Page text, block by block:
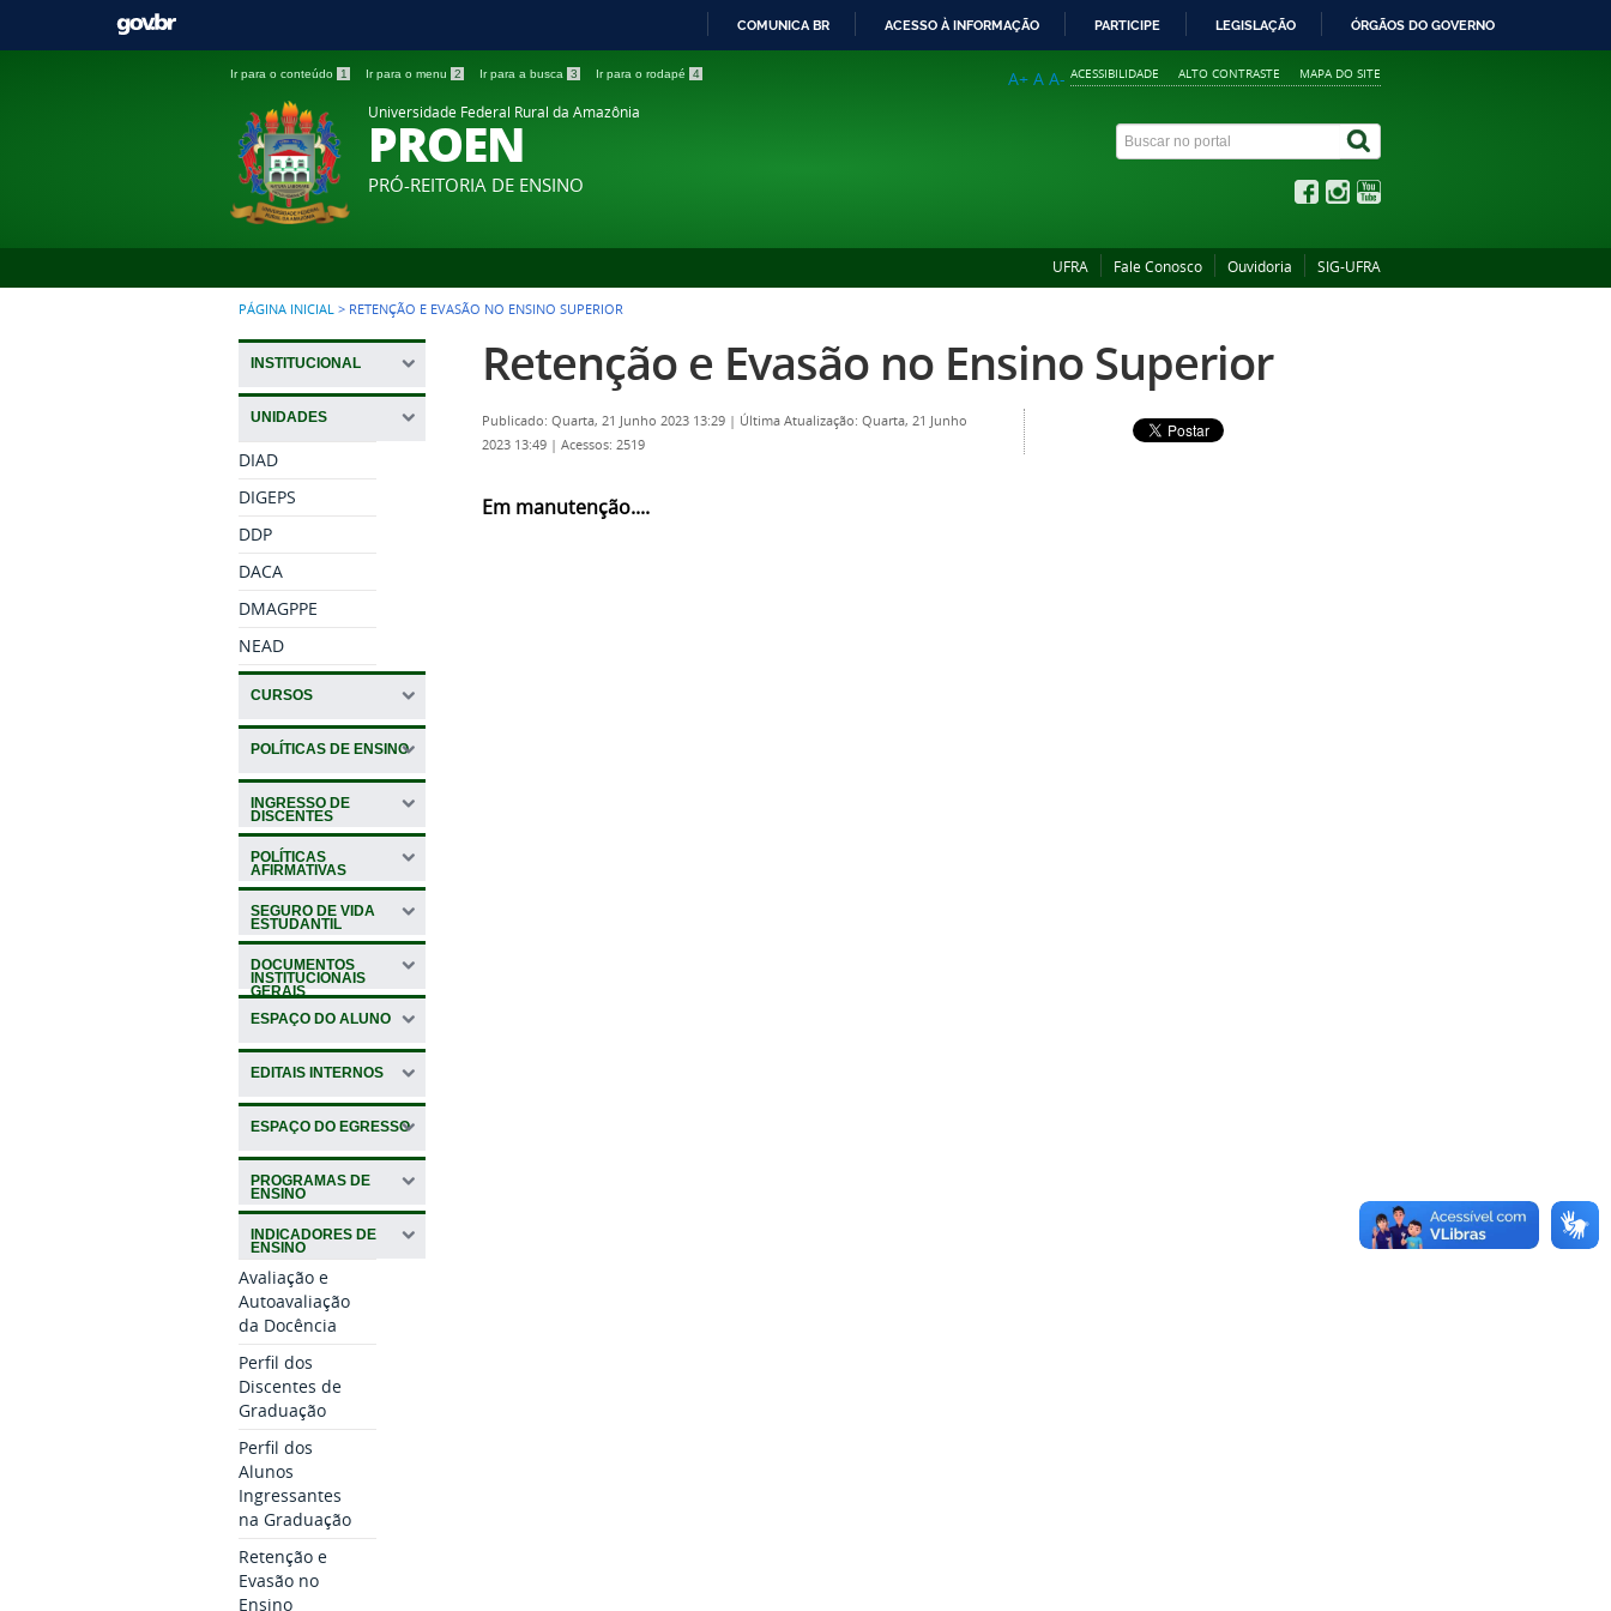
COMUNICA BR ACESSO À INFORMAÇÃO PARTICIPE LEGISLAÇÃO ÓRGÃOS DO GOVERNO
Ir para o conteúdo 1 Ir para o menu 2 Ir para a busca 3 Ir para o rodapé 4 ACESSIBILIDADE ALTO CONTRASTE MAPA DO SITE
A+ A A-
Universidade Federal Rural da Amazônia
PROEN
PRÓ-REITORIA DE ENSINO
UFRA Fale Conosco Ouvidoria SIG-UFRA
PÁGINA INICIAL > RETENÇÃO E EVASÃO NO ENSINO SUPERIOR
INSTITUCIONAL
UNIDADES
DIAD
DIGEPS
DDP
DACA
DMAGPPE
NEAD
CURSOS
POLÍTICAS DE ENSINO
INGRESSO DE
DISCENTES
POLÍTICAS
AFIRMATIVAS
SEGURO DE VIDA
ESTUDANTIL
DOCUMENTOS
INSTITUCIONAIS
GERAIS
ESPAÇO DO ALUNO
EDITAIS INTERNOS
ESPAÇO DO EGRESSO
PROGRAMAS DE
ENSINO
INDICADORES DE
ENSINO
Avaliação e
Autoavaliação
da Docência
Perfil dos
Discentes de
Graduação
Perfil dos
Alunos
Ingressantes
na Graduação
Retenção e
Evasão no
Ensino
Retenção e Evasão no Ensino Superior
Publicado: Quarta, 21 Junho 2023 13:29 | Última Atualização: Quarta, 21 Junho
2023 13:49 | Acessos: 2519
Em manutenção....